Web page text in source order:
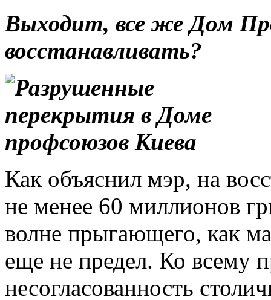
Выходит, все же Дом
восстанавливать?
Как объяснил мэр, на
не менее 60 миллионов
волне прыгающего, как
еще не предел. Ко всему
несогласованность